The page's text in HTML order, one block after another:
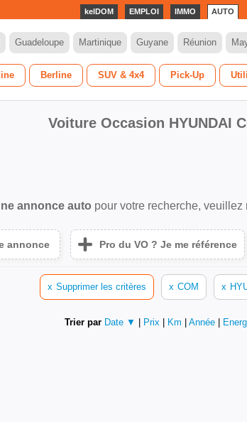
kelDOM EMPLOI IMMO AUTO
Guadeloupe Martinique Guyane Réunion
Berline SUV & 4x4 Pick-Up
Voiture Occasion HYUNDAI
annonce auto pour votre recherche, veuillez
annonce Pro du VO ? Je me référence
x Supprimer les critères x COM x
Trier par Date ▼ Prix Km Année